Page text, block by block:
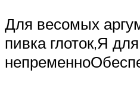
Для весомых
пивка глоток,Я